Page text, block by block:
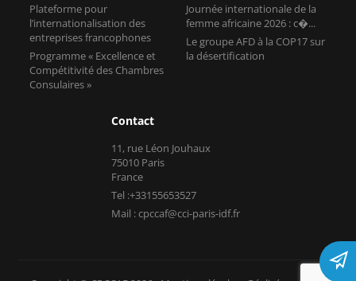
Plateforme pour
l’internationalisation des
entreprises francophones
Programme « Excellence et
Compétitivité des Chambres
Consulaires »
Journée internationale de la
femme africaine 2026 : c�...
Le groupe AFD à la COP17 sur
la désertification
Contact
11, rue Léon Jouhaux
75010 Paris
France
Tel :+33155653527
Mail : cpccaf@cci-paris-idf.fr